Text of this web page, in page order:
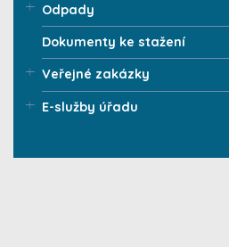
Odpady
Dokumenty ke stažení
Veřejné zakázky
E-služby úřadu